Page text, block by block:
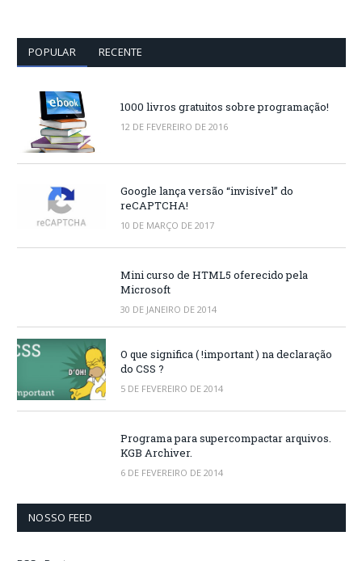
POPULAR RECENTE
1000 livros gratuitos sobre programação!
12 DE FEVEREIRO DE 2016
Google lança versão “invisível” do
reCAPTCHA!
10 DE MARÇO DE 2017
Mini curso de HTML5 oferecido pela
Microsoft
30 DE JANEIRO DE 2014
O que significa ( !important ) na declaração
do CSS ?
5 DE FEVEREIRO DE 2014
Programa para supercompactar arquivos.
KGB Archiver.
6 DE FEVEREIRO DE 2014
NOSSO FEED